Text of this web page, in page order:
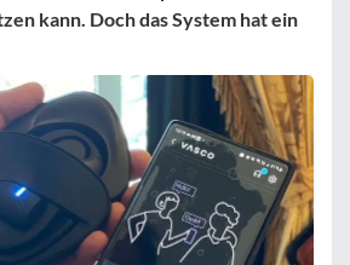
kann. Doch das System hat ein